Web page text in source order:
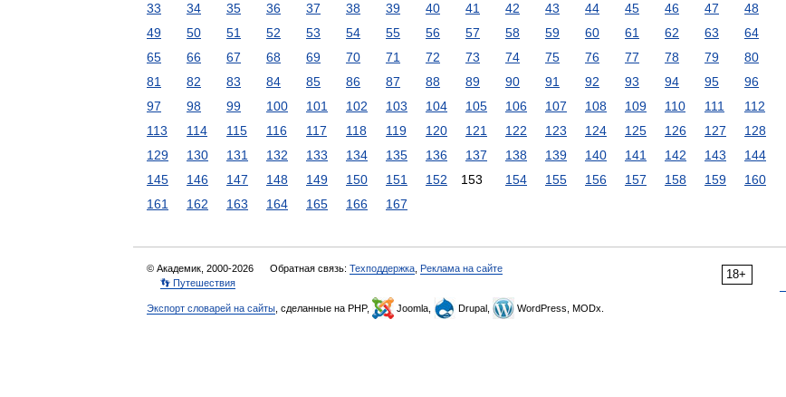
33
34 35 36 37 38 39 40 41 42 43 44 45 46 47
48
49
50 51 52 53 54 55 56 57 58 59 60 61 62 63
64
65
66 67 68 69 70 71 72 73 74 75 76 77 78 79
80
81
82 83 84 85 86 87 88 89 90 91 92 93 94 95
96
97
98 99 100 101 102 103 104 105 106 107 108 109 110 111
112
113
114 115 116 117 118 119 120 121 122 123 124 125 126 127
128
129
130 131 132 133 134 135 136 137 138 139 140 141 142 143
144
145
146 147 148 149 150 151 152 153 154 155 156 157 158 159
160
161
162 163 164 165 166 167
18+
© Академик, 2000-2026 Обратная связь: Техподдержка Реклама на сайте
👣 Путешествия
Экспорт словарей на сайты , сделанные на PHP, Joomla, Drupal, WordPress, MODx.